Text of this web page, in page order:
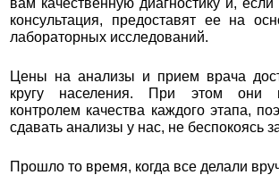
вам качественную диагностику и,
консультация, предоставят ее на
лабораторных исследований.
Цены на анализы и прием врача
кругу населения. При этом они
контролем качества каждого этапа,
сдавать анализы у нас, не беспокоясь
Прошло то время, когда все делали